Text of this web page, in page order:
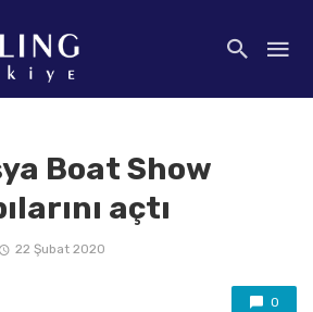
Boat Show
açtı
22 Şubat 2020
0